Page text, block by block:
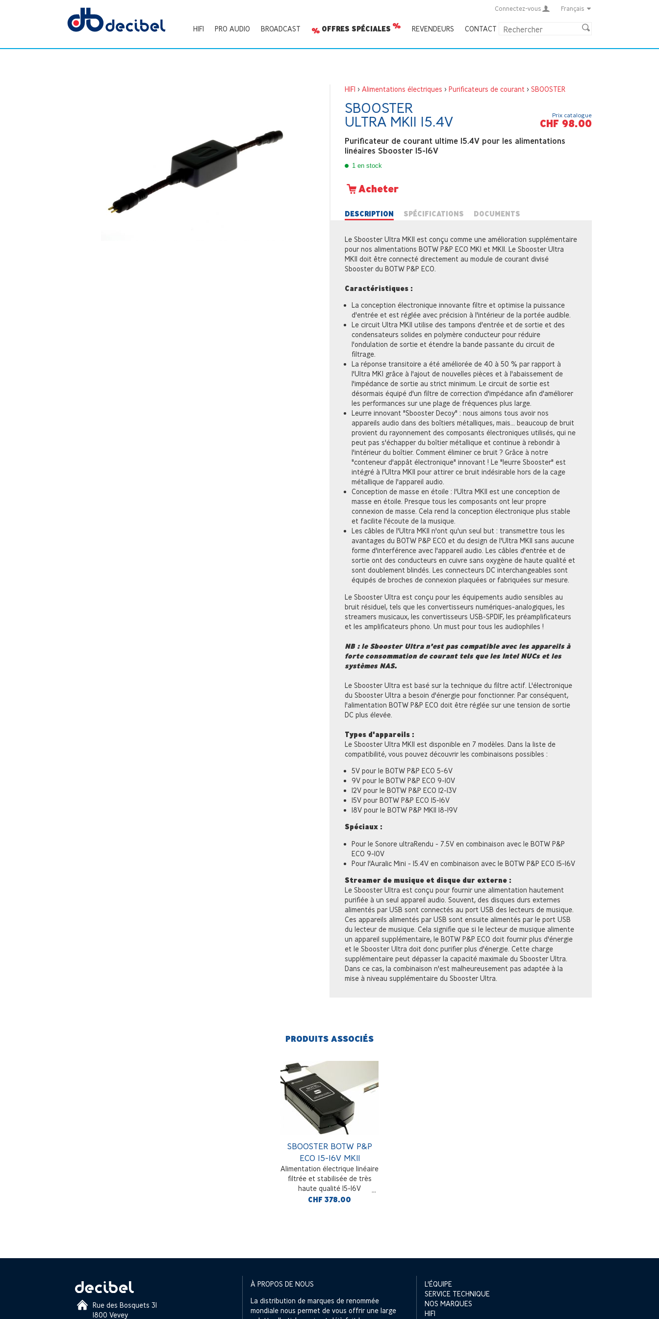
Connectez-vous Français
HIFI PRO AUDIO BROADCAST OFFRES SPÉCIALES REVENDEURS CONTACT
HIFI > Alimentations électriques > Purificateurs de courant > SBOOSTER
SBOOSTER
ULTRA MKII 15.4V
Purificateur de courant ultime 15.4V pour les alimentations
linéaires Sbooster 15-16V
1 en stock
Acheter
Prix catalogue
CHF 98.00
DESCRIPTION SPÉCIFICATIONS DOCUMENTS
Le Sbooster Ultra MKII est conçu comme une amélioration supplémentaire
pour nos alimentations BOTW P&P ECO MKI et MKII. Le Sbooster Ultra
MKII doit être connecté directement au module de courant divisé
Sbooster du BOTW P&P ECO.
Caractéristiques :
La conception électronique innovante filtre et optimise la puissance
d'entrée et est réglée avec précision à l'intérieur de la portée audible.
Le circuit Ultra MKII utilise des tampons d'entrée et de sortie et des
condensateurs solides en polymère conducteur pour réduire
l'ondulation de sortie et étendre la bande passante du circuit de
filtrage.
La réponse transitoire a été améliorée de 40 à 50 % par rapport à
l'Ultra MKI grâce à l'ajout de nouvelles pièces et à l'abaissement de
l'impédance de sortie au strict minimum. Le circuit de sortie est
désormais équipé d'un filtre de correction d'impédance afin d'améliorer
les performances sur une plage de fréquences plus large.
Leurre innovant "Sbooster Decoy" : nous aimons tous avoir nos
appareils audio dans des boîtiers métalliques, mais... beaucoup de bruit
provient du rayonnement des composants électroniques utilisés, qui ne
peut pas s'échapper du boîtier métallique et continue à rebondir à
l'intérieur du boîtier. Comment éliminer ce bruit ? Grâce à notre
"conteneur d'appât électronique" innovant ! Le "leurre Sbooster" est
intégré à l'Ultra MKII pour attirer ce bruit indésirable hors de la cage
métallique de l'appareil audio.
Conception de masse en étoile : l'Ultra MKII est une conception de
masse en étoile. Presque tous les composants ont leur propre
connexion de masse. Cela rend la conception électronique plus stable
et facilite l'écoute de la musique.
Les câbles de l'Ultra MKII n'ont qu'un seul but : transmettre tous les
avantages du BOTW P&P ECO et du design de l'Ultra MKII sans aucune
forme d'interférence avec l'appareil audio. Les câbles d'entrée et de
sortie ont des conducteurs en cuivre sans oxygène de haute qualité et
sont doublement blindés. Les connecteurs DC interchangeables sont
équipés de broches de connexion plaquées or fabriquées sur mesure.
Le Sbooster Ultra est conçu pour les équipements audio sensibles au
bruit résiduel, tels que les convertisseurs numériques-analogiques, les
streamers musicaux, les convertisseurs USB-SPDIF, les préamplificateurs
et les amplificateurs phono. Un must pour tous les audiophiles !
NB : le Sbooster Ultra n'est pas compatible avec les appareils à
forte consommation de courant tels que les Intel NUCs et les
systèmes NAS.
Le Sbooster Ultra est basé sur la technique du filtre actif. L'électronique
du Sbooster Ultra a besoin d'énergie pour fonctionner. Par conséquent,
l'alimentation BOTW P&P ECO doit être réglée sur une tension de sortie
DC plus élevée.
Types d'appareils :
Le Sbooster Ultra MKII est disponible en 7 modèles. Dans la liste de
compatibilité, vous pouvez découvrir les combinaisons possibles :
5V pour le BOTW P&P ECO 5-6V
9V pour le BOTW P&P ECO 9-10V
12V pour le BOTW P&P ECO 12-13V
15V pour BOTW P&P ECO 15-16V
18V pour le BOTW P&P MKII 18-19V
Spéciaux :
Pour le Sonore ultraRendu - 7.5V en combinaison avec le BOTW P&P
ECO 9-10V
Pour l'Auralic Mini - 15.4V en combinaison avec le BOTW P&P ECO 15-16V
Streamer de musique et disque dur externe :
Le Sbooster Ultra est conçu pour fournir une alimentation hautement
purifiée à un seul appareil audio. Souvent, des disques durs externes
alimentés par USB sont connectés au port USB des lecteurs de musique.
Ces appareils alimentés par USB sont ensuite alimentés par le port USB
du lecteur de musique. Cela signifie que si le lecteur de musique alimente
un appareil supplémentaire, le BOTW P&P ECO doit fournir plus d'énergie
et le Sbooster Ultra doit donc purifier plus d'énergie. Cette charge
supplémentaire peut dépasser la capacité maximale du Sbooster Ultra.
Dans ce cas, la combinaison n'est malheureusement pas adaptée à la
mise à niveau supplémentaire du Sbooster Ultra.
PRODUITS ASSOCIÉS
SBOOSTER BOTW P&P
ECO 15-16V MKII
Alimentation électrique linéaire
filtrée et stabilisée de très
haute qualité 15-16V
CHF 378.00
Rue des Bosquets 31
1800 Vevey
À PROPOS DE NOUS
La distribution de marques de renommée
mondiale nous permet de vous offrir une large
L'ÉQUIPE
SERVICE TECHNIQUE
NOS MARQUES
HIFI